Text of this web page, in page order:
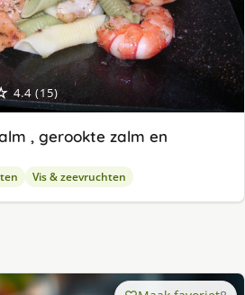
4.4 (15)
, gerookte zalm en
Vis & zeevruchten